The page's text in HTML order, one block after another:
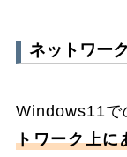
ネットワー
Windows11で
トワーク上に